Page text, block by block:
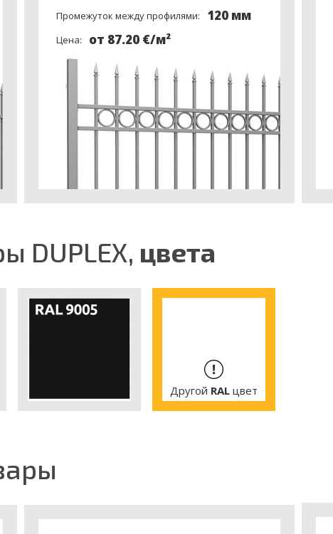
Промежуток между профилями: 120 мм
Цена: от 87.20 €/м²
DUPLEX, цвета
Другой RAL цвет